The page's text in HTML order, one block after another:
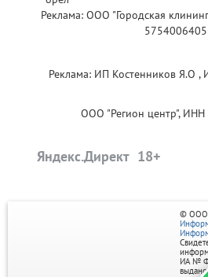
Реклама: ООО "Городская
5754006405
Реклама: ИП Костенников Я.О
ООО "Регион центр",
Яндекс.Директ
© ООО
ИА №